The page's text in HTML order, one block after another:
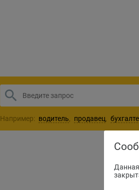
Например: водитель, продавец,